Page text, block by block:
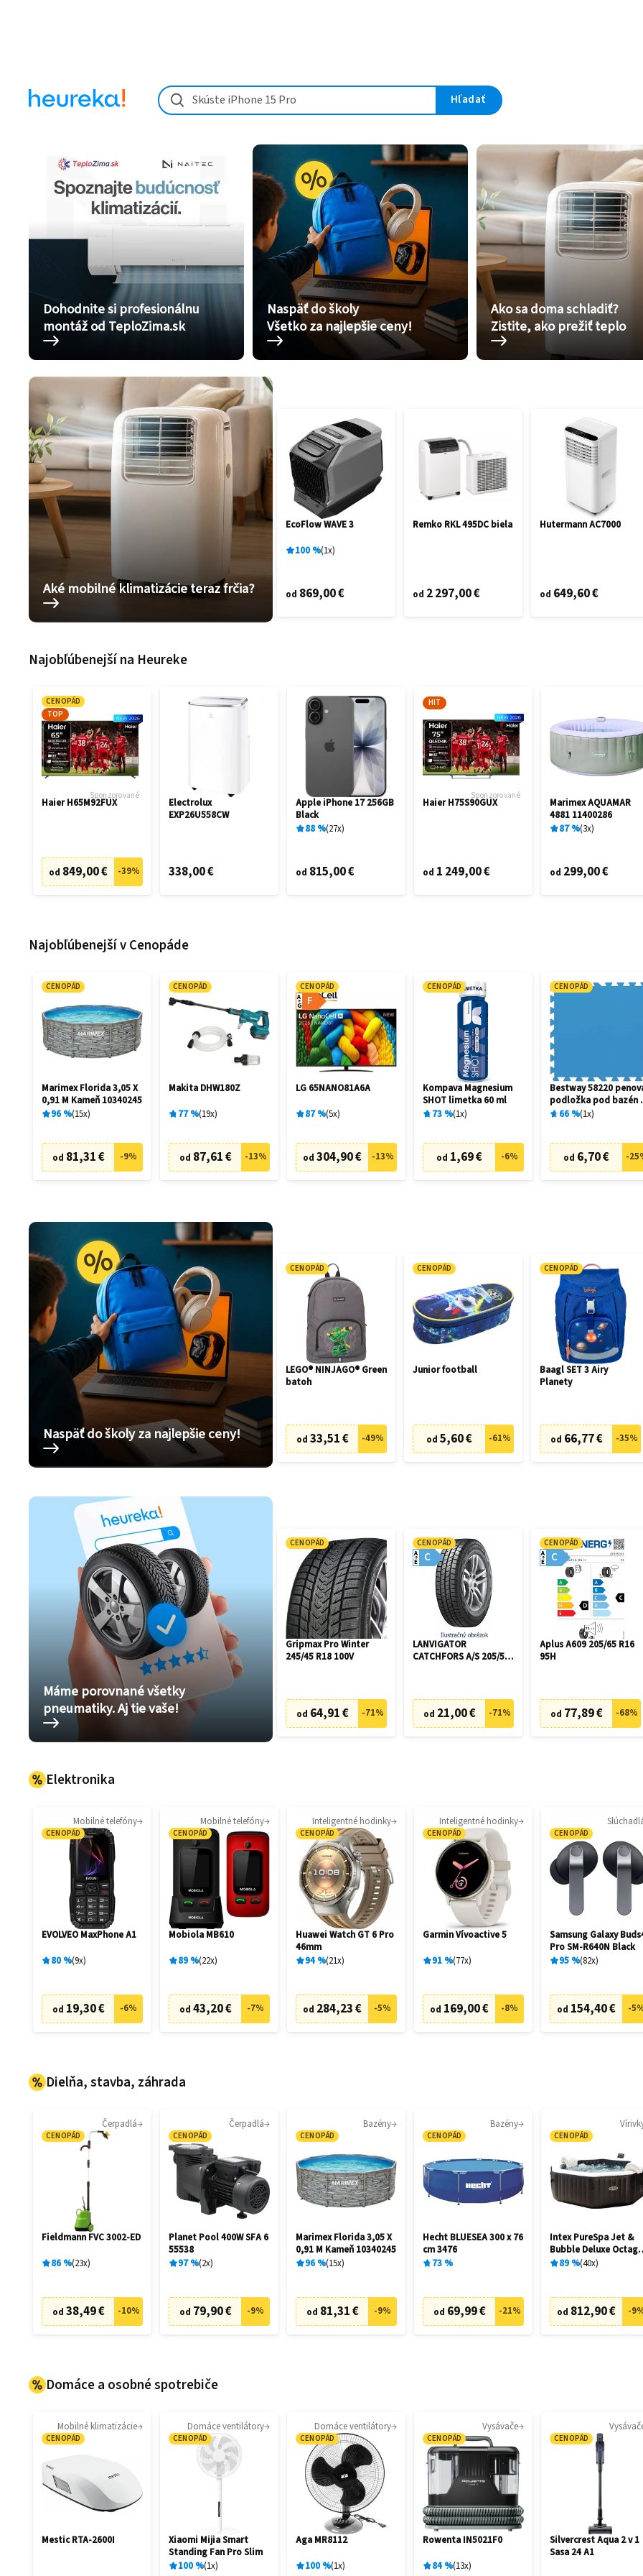
Skúste iPhone 15 Pro Hľadať
Dohodnite si profesionálnu
montáž od TeploZima.sk
Naspäť do školy
Všetko za najlepšie ceny!
Ako sa doma schladiť?
Zistite, ako prežiť teplo
Aké mobilné klimatizácie teraz frčia?
EcoFlow WAVE 3
100 % 1x
od 869,00 €
Remko RKL 495DC biela
od 2 297,00 €
Hutermann AC7000
od 649,60 €
Najobľúbenejší na Heureke
CENOPÁD
TOP
Sponzorované
Haier H65M92FUX
od 849,00 € -39%
Electrolux
EXP26U558CW
338,00 €
Apple iPhone 17 256GB
Black
88 % 27x
od 815,00 €
HIT
Sponzorované
Haier H75S90GUX
od 1 249,00 €
Marimex AQUAMAR
4881 11400286
87% 3x
od 299,00 €
Najobľúbenejší v Cenopáde
CENOPÁD
Marimex Florida 3,05 X
0,91 M Kameň 10340245
96 % 15x
od 81,31 € -9%
CENOPÁD
Makita DHW180Z
77% 19x
od 87,61 € -13%
CENOPÁD
F
A
G
LG 65NANO81A6A
87% 5x
od 304,90 € -13%
CENOPÁD
Kompava Magnesium
SHOT limetka 60 ml
73 % 1x
od 1,69 € -6%
CENOPÁD
Bestway 58220
podložka pod bazén
x 50 cm (9 ks)
66 % 1x
od 6,70 € -25
Naspäť do školy za najlepšie ceny!
CENOPÁD
LEGO® NINJAGO® Green
batoh
od 33,51 € -49%
CENOPÁD
Junior football
od 5,60 € -61%
CENOPÁD
Baagl SET 3 Airy
Planety
od 66,77 € -35%
Máme porovnané všetky
pneumatiky. Aj tie vaše!
CENOPÁD
Gripmax Pro Winter
245/45 R18 100V
od 64,91 € -71%
CENOPÁD
C
A
E
LANVIGATOR
CATCHFORS A/S 205/55
od 21,00 € -71%
CENOPÁD
C
A
E
Aplus A609 205/65 R16
95H
od 77,89 € -68%
Elektronika
Mobilné telefóny
CENOPÁD
EVOLVEO MaxPhone A1
80 % 9x
od 19,30 € -6%
Mobilné telefóny
CENOPÁD
Mobiola MB610
89 % 22x
od 43,20 € -7%
Inteligentné hodinky
CENOPÁD
Huawei Watch GT 6 Pro
46mm
94% 21x
od 284,23 € -5%
Inteligentné hodinky
CENOPÁD
Garmin Vívoactive 5
91 % 77x
od 169,00 € -8%
CENOPÁD
Samsung Galaxy
Pro SM-R640N Black
95 % 82x
od 154,40 € -5
Dielňa, stavba, záhrada
Čerpadlá
CENOPÁD
Fieldmann FVC 3002-ED
86 % 23x
od 38,49 € -10%
Čerpadlá
CENOPÁD
Planet Pool 400W SFA 6
55538
97% 2x
od 79,90 € -9%
Bazény
CENOPÁD
Marimex Florida 3,05 X
0,91 M Kameň 10340245
96 % 15x
od 81,31 € -9%
Bazény
CENOPÁD
Hecht BLUESEA 300 x 76
cm 3476
73 %
od 69,99 € -21%
CENOPÁD
Intex PureSpa Jet &
Bubble Deluxe
28462
89 % 40x
od 812,90 € -9
Domáce a osobné spotrebiče
Mobilné klimatizácie
CENOPÁD
Mestic RTA-2600I
Domáce ventilátory
CENOPÁD
Xiaomi Mijia Smart
Standing Fan Pro Slim
100 % 1x
Domáce ventilátory
CENOPÁD
Aga MR8112
100 % 1x
Vysávače
CENOPÁD
Rowenta IN5021F0
84% 13x
CENOPÁD
Silvercrest Aqua 2 v 1
Sasa 24 A1